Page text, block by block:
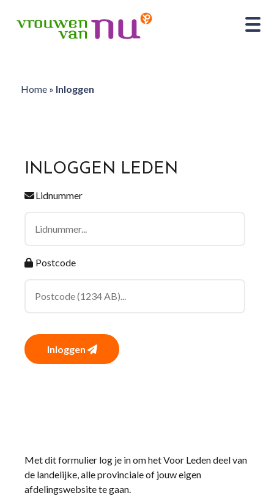
Home» Inloggen
INLOGGEN LEDEN
Lidnummer
Postcode
Inloggen
Met dit formulier log je in om het Voor Leden deel van
de landelijke, alle provinciale of jouw eigen
afdelingswebsite te gaan.